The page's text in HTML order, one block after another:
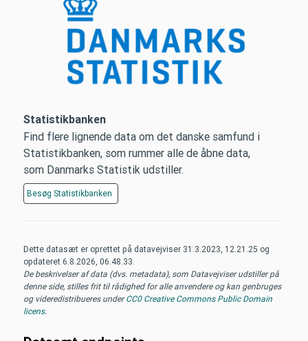
Statistikbanken
Find flere lignende data om det danske samfund i
Statistikbanken, som rummer alle de åbne data,
som Danmarks Statistik udstiller.
Besøg Statistikbanken
Dette datasæt er oprettet på datavejviser 31.3.2023, 12.21.25 og
opdateret 6.8.2026, 06.48.33
De beskrivelser af data (dvs. metadata), som Datavejviser udstiller på
denne side, stilles frit til rådighed for alle anvendere og kan genbruges
og videredistribueres underCC0 Creative Commons Public Domain
licens.